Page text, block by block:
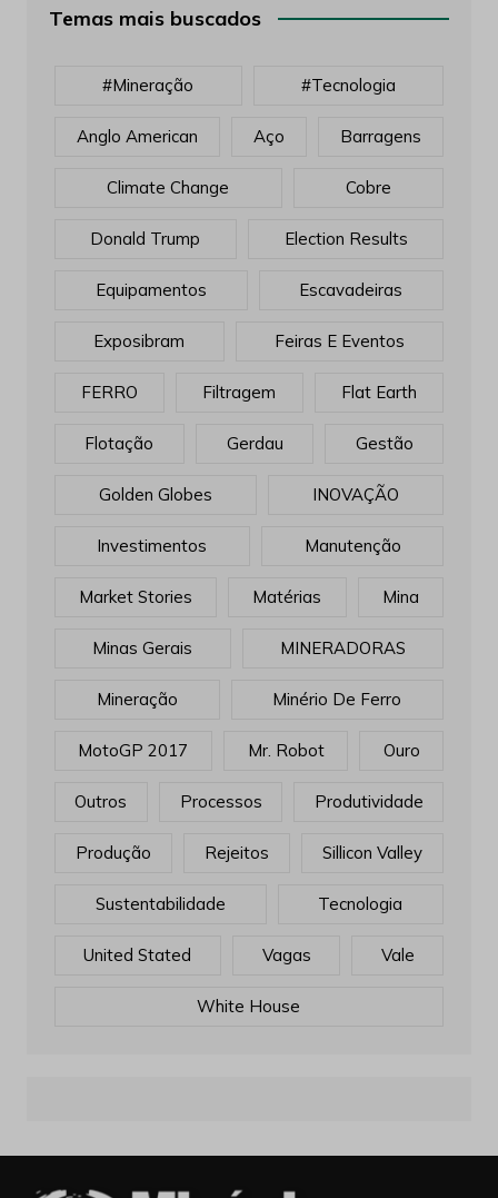
Temas mais buscados
#mineração #tecnologia
Anglo American Aço Barragens
Climate Change Cobre
Donald Trump Election Results
Equipamentos Escavadeiras
Exposibram Feiras E Eventos
FERRO Filtragem Flat Earth
Flotação Gerdau Gestão
Golden Globes INOVAÇÃO
Investimentos Manutenção
Market Stories Matérias Mina
Minas Gerais MINERADORAS
Mineração Minério De Ferro
MotoGP 2017 Mr. Robot Ouro
Outros Processos Produtividade
Produção Rejeitos Sillicon Valley
Sustentabilidade Tecnologia
United Stated Vagas Vale
White House